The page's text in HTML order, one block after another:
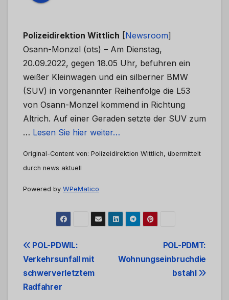
Polizeidirektion Wittlich [Newsroom]
Osann-Monzel (ots) – Am Dienstag,
20.09.2022, gegen 18.05 Uhr, befuhren ein
weißer Kleinwagen und ein silberner BMW
(SUV) in vorgenannter Reihenfolge die L53
von Osann-Monzel kommend in Richtung
Altrich. Auf einer Geraden setzte der SUV zum
… Lesen Sie hier weiter…
Original-Content von: Polizeidirektion Wittlich, übermittelt
durch news aktuell
Powered by WPeMatico
Beitrags-
Navigation
POL-PDMT:
Wohnungseinbruchdie
bstahl
POL-PDWIL:
Verkehrsunfall mit
schwerverletztem
Radfahrer